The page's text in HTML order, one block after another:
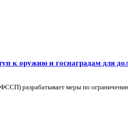
к оружию и госнаградам для
разрабатывает меры по